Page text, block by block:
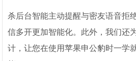
杀后台智能主动提醒与密友语音拒
信多开更加智能化。此外，我们还
计，让您在使用苹果申公豹时一学